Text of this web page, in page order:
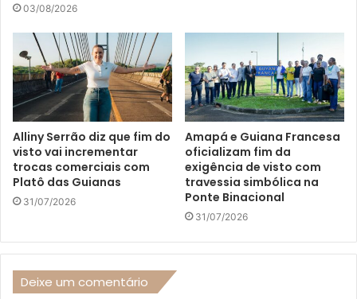
03/08/2026
Alliny Serrão diz que fim do
visto vai incrementar
trocas comerciais com
Platô das Guianas
31/07/2026
Amapá e Guiana Francesa
oficializam fim da
exigência de visto com
travessia simbólica na
Ponte Binacional
31/07/2026
Deixe um comentário